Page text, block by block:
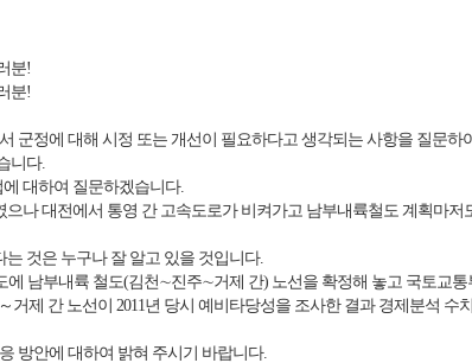
분!
분!
군정에 대해 시정 또는 개선이 필요하다고 생각되는 사항을 질문
니다.
대하여 질문하겠습니다.
나 대전에서 통영 간 고속도로가 비켜가고 남부내륙철도 계획마
것은 누구나 잘 알고 있을 것입니다.
에 남부내륙 철도(김천∼진주∼거제 간) 노선을 확정해 놓고 국토교
거제 간 노선이 2011년 당시 예비타당성을 조사한 결과 경제분석
방안에 대하여 밝혀 주시기 바랍니다.